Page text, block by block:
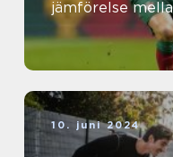
jämförelse
10. juni 2024